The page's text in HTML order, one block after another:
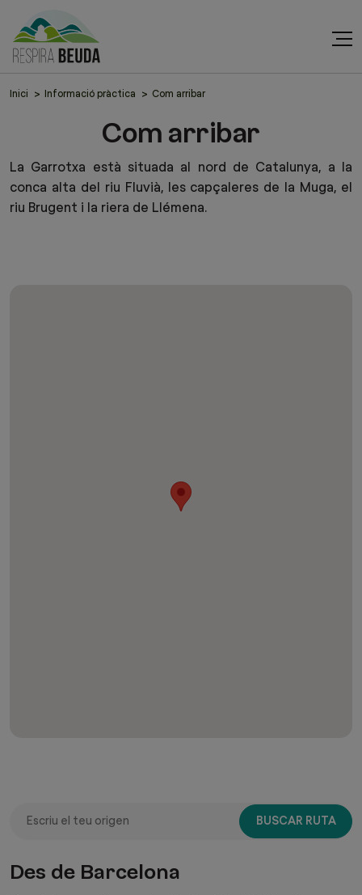
Inici Informació pràctica Com arribar
Com arribar
La Garrotxa està situada al nord de Catalunya, a la
conca alta del riu Fluvià, les capçaleres de la Muga, el
riu Brugent i la riera de Llémena.
Des de Barcelona